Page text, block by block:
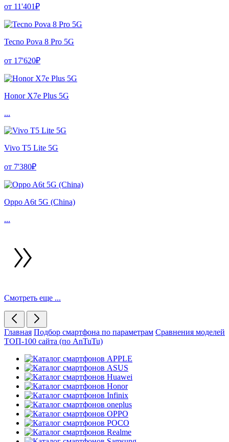
от 11'401₽
Tecno Pova 8 Pro 5G
от 17'620₽
Honor X7e Plus 5G
...
Vivo T5 Lite 5G
от 7'380₽
Oppo A6t 5G (China)
...
Смотреть еще ...
Главная Подбор смартфона по параметрам Сравнения моделей
ТОП-100 сайта (по AnTuTu)